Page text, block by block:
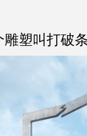
塑叫打破